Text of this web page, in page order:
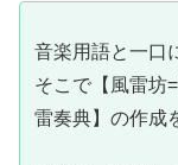
音楽用語と一口
そこで【風雷坊
雷奏典】の作成